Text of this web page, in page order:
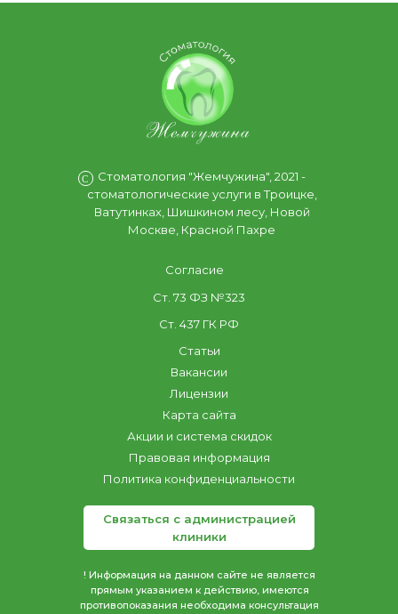
Связаться с администрацией
клиники
Политика конфиденциальности
Вакансии
Правовая информация
Статьи
Ст. 437 ГК РФ
Согласие
Стоматология "Жемчужина", 2021 -
стоматологические услуги в Троицке,
Ватутинках, Шишкином лесу, Новой
Москве, Красной Пахре
С
Карта сайта
Лицензии
Ст. 73 ФЗ №323
! Информация на данном сайте не является
прямым указанием к действию, имеются
противопоказания необходима консультация
Акции и система скидок